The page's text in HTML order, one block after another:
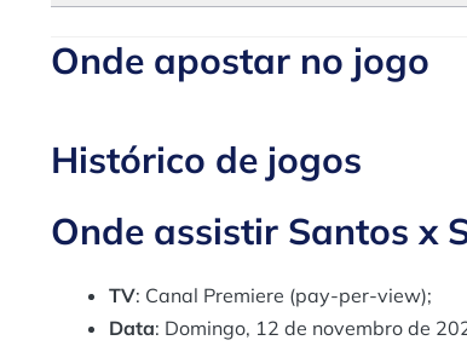
Onde apostar no jogo
Histórico de jogos
Onde assistir Santos x
TV: Canal Premiere (pay-per-view);
Data: Domingo, 12 de novembro de